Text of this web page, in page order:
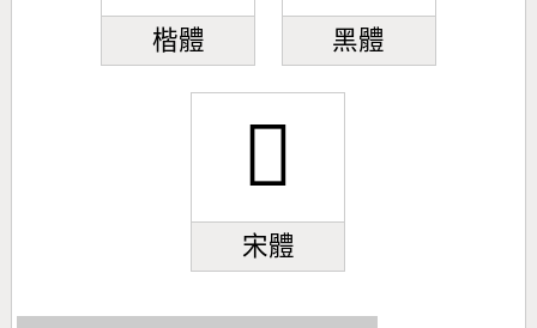
楷體 黑體
𠣙
宋體